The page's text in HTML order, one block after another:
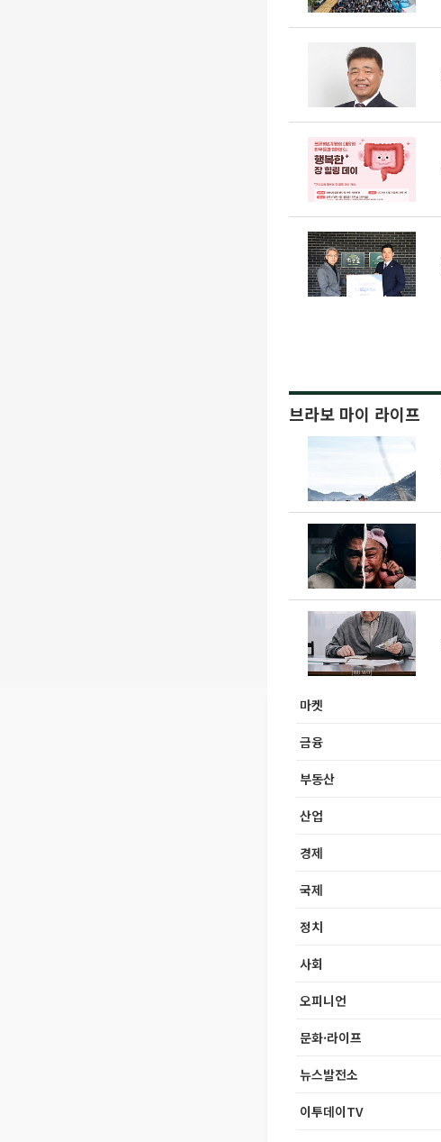
브라보 마이 라이프
마켓
금융
부동산
산업
경제
국제
정치
사회
오피니언
문화·라이프
뉴스발전소
이투데이TV